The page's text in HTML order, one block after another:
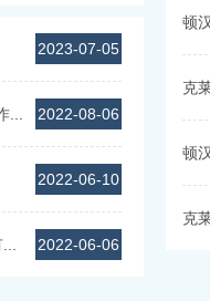
2023-07-05
... 2022-08-06
2022-06-10
2022-06-06
顿
克
顿
克